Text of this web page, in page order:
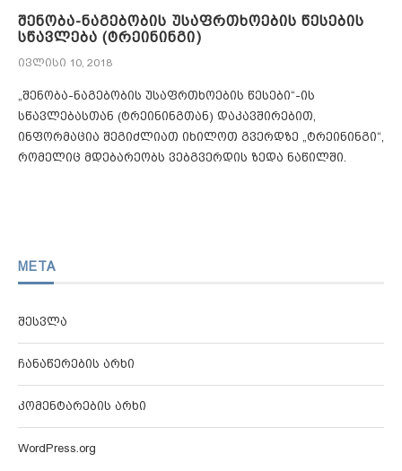
შენობა-ნაგებობის უსაფრთხოების წესების
სწავლება (ტრეინინგი)
ივლისი 10, 2018
„შენობა-ნაგებობის უსაფრთხოების წესები“-ის
სწავლებასთან (ტრეინინგთან) დაკავშირებით,
ინფორმაცია შეგიძლიათ იხილოთ გვერდზე „ტრეინინგი“,
რომელიც მდებარეობს ვებგვერდის ზედა ნაწილში.
META
შესვლა
ჩანაწერების არხი
კომენტარების არხი
WordPress.org